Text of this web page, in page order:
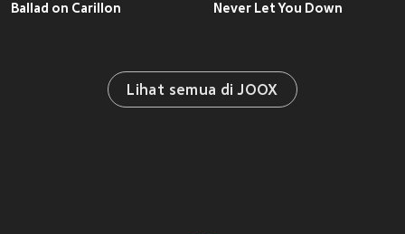
Ballad on Carillon Never Let You Down
Lihat semua di JOOX